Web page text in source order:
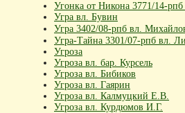
Угонка от Никона 3771/14-
Угра вл. Бувин
Угра 3402/08-рпб вл.
Угра-Тайна 3301/07-рпб вл.
Угроза
Угроза вл. бар. Курсель
Угроза вл. Бибиков
Угроза вл. Гаярин
Угроза вл. Калмуцкий Е.В.
Угроза вл. Курдюмов И.Г.